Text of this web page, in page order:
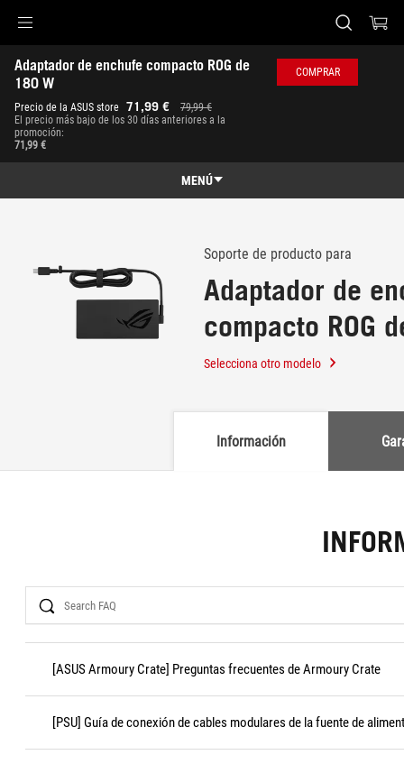
Accessibility links
Saltar al contenido
Ayuda de accesibilidad
Saltar al menú
ASUS Footer
Adaptador de enchufe compacto ROG de
180 W
-
Soporte
Precio de la ASUS store 71,99 €
79,99 €
El precio más bajo de los 30 días anteriores a la
promoción:
71,99 €
COMPRAR
MENÚ
Soporte de producto para
Adaptador de
compacto ROG
Selecciona otro modelo
Información
Search
[ASUS Armoury Crate] Preguntas frecuentes de Armoury Crate
[PSU] Guía de conexión de cables modulares de la fuente de